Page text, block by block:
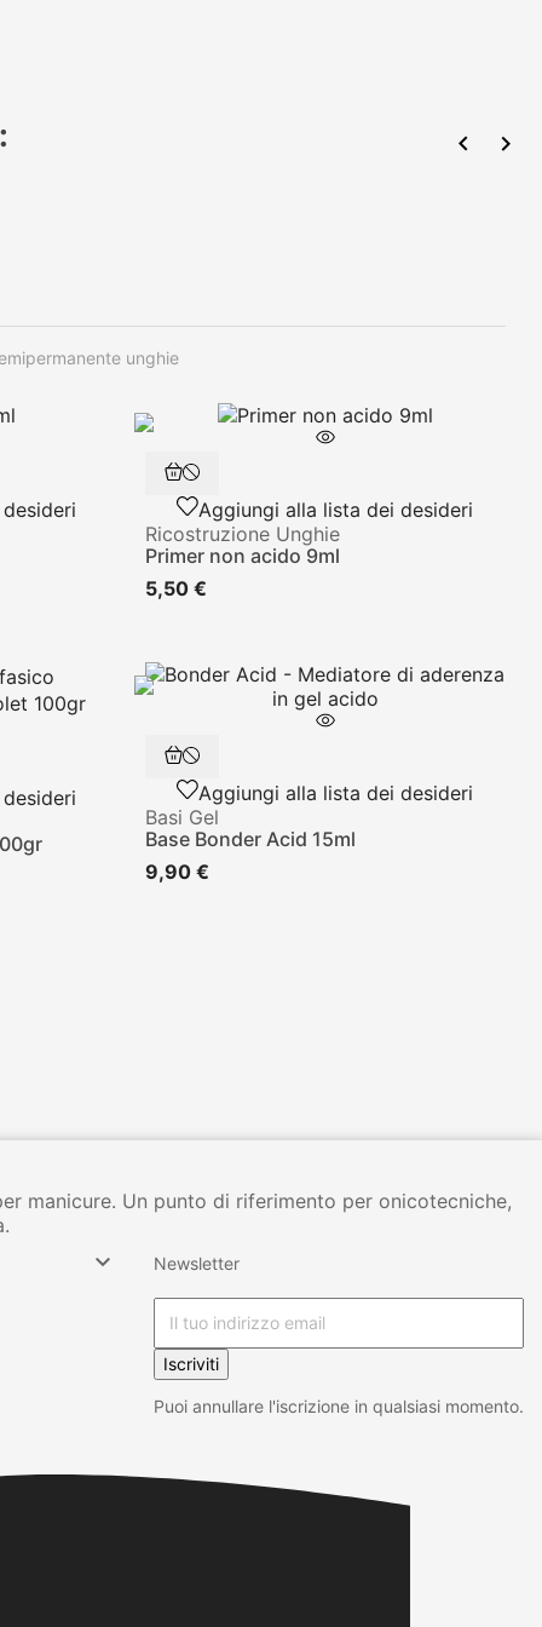
 
unghie
Aggiungi alla lista dei desideri
Ricostruzione Unghie
Primer non acido 9ml
5,50 €
Aggiungi alla lista dei desideri
Basi Gel
Base Bonder Acid 15ml
9,90 €
manicure. Un punto di riferimento per onicotecniche,
 Newsletter
Iscriviti
Puoi annullare l'iscrizione in qualsiasi momento.